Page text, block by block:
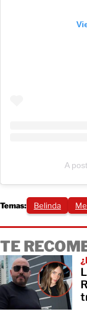
A
Temas: Belinda
TE